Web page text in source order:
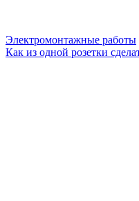
Электромонтажные работы
Как из одной розетки